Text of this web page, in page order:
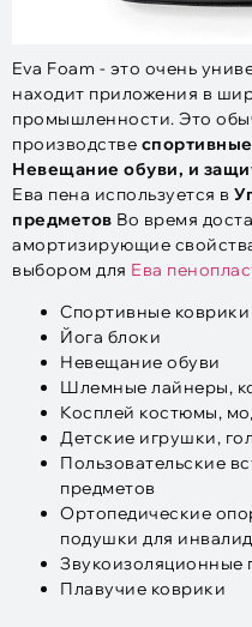
Eva Foam - это очень
находит приложения в
промышленности. Это
производстве
Невещание обуви, и
Ева пена используется в
предметов Во время
амортизирующие
выбором для Ева
Спортивные коврики
Йога блоки
Невещание обуви
Шлемные лайнеры,
Косплей костюмы,
Детские игрушки,
Пользовательские
предметов
Ортопедические
подушки для
Звукоизоляционные
Плавучие коврики